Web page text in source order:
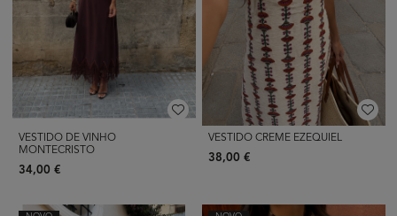
VESTIDO DE VINHO
MONTECRISTO
34,00 €
VESTIDO CREME EZEQUIEL
38,00 €